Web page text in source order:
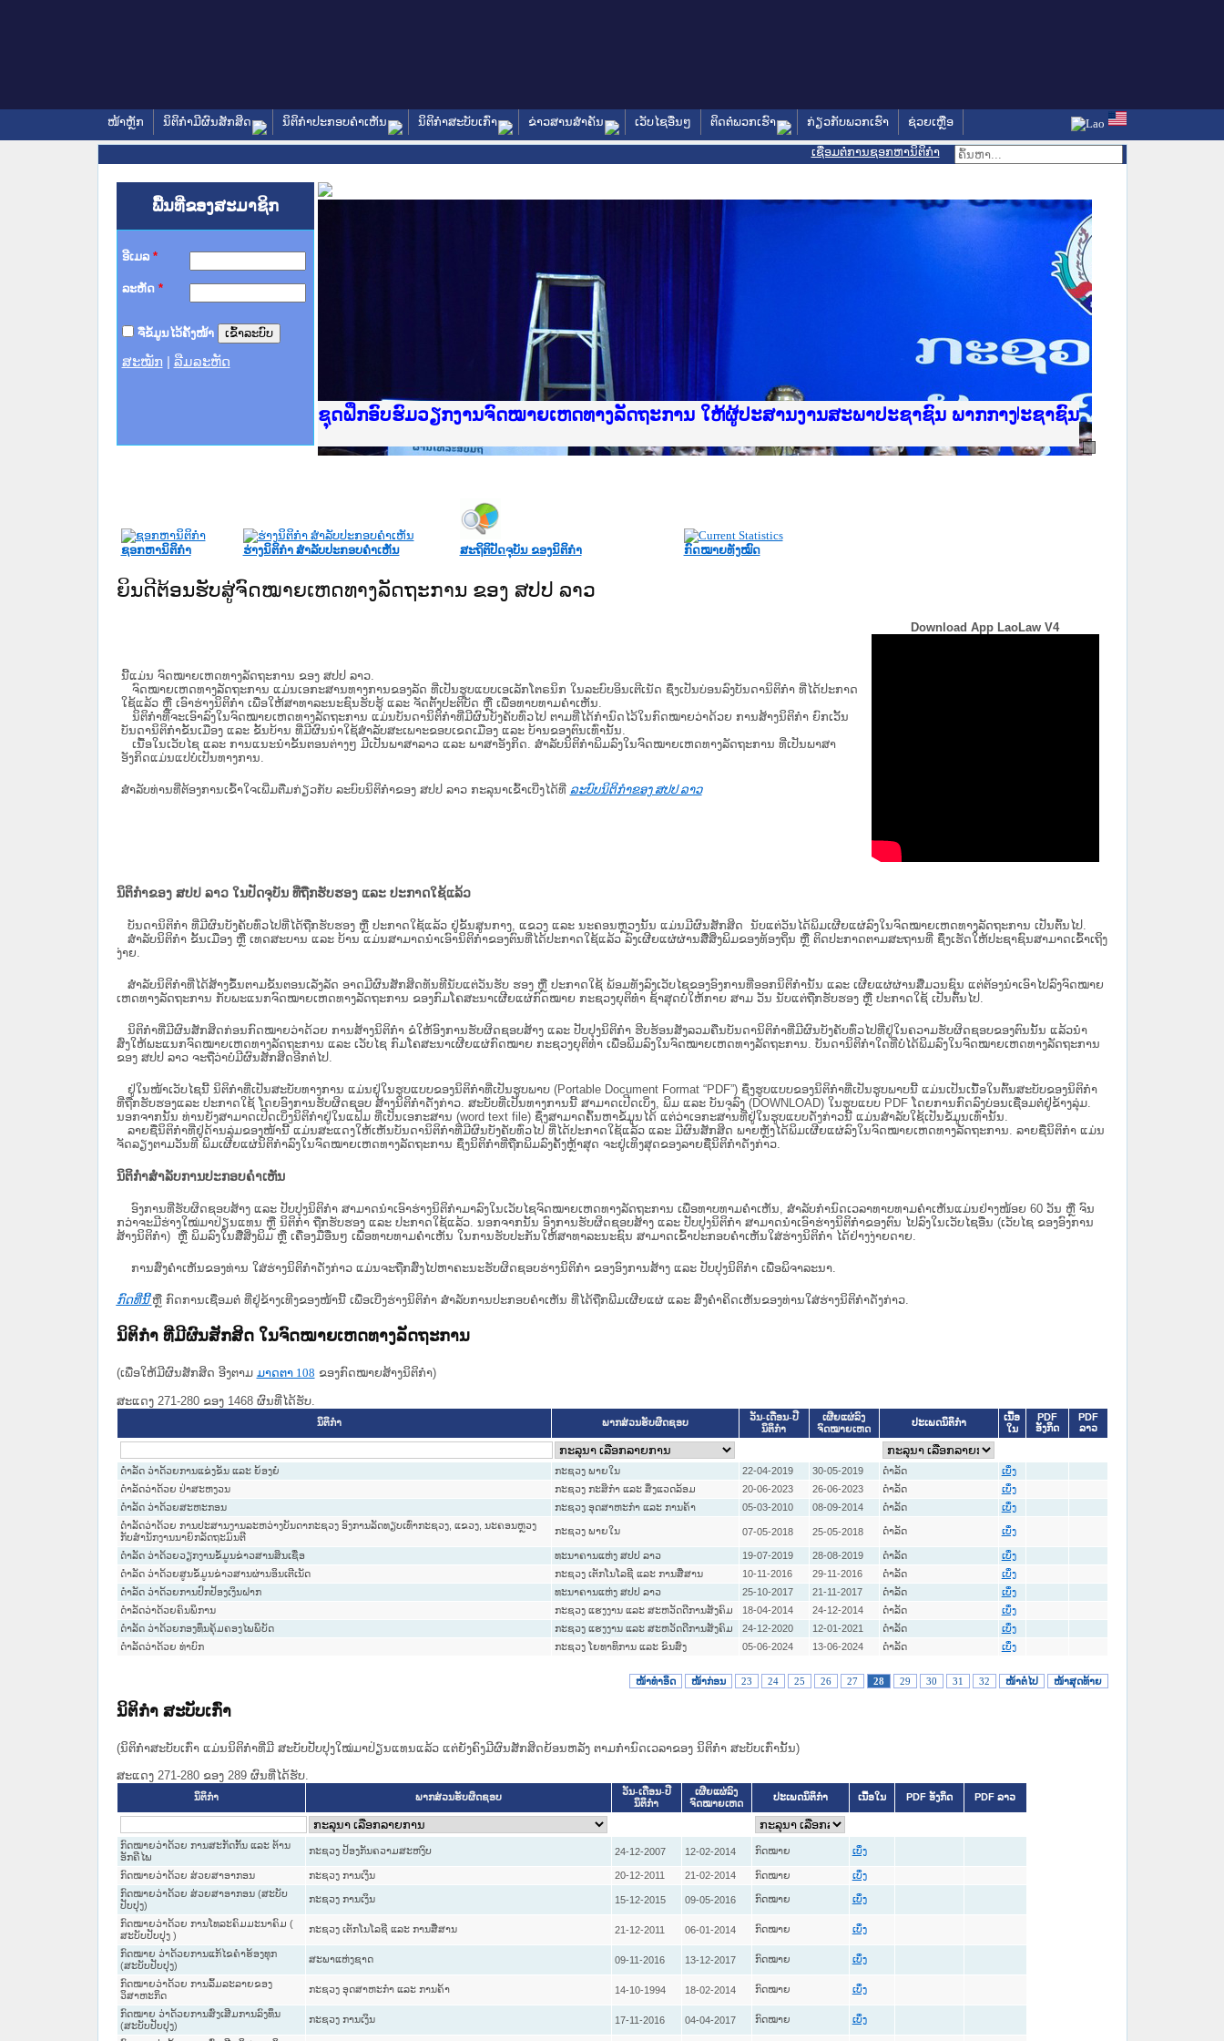
ໜ້າຫຼັກ ນິຕິກໍາມີຜົນສັກສິດ ນິຕິກໍາປະກອບຄໍາເຫັນ ນິຕິກໍາສະບັບເກົ່າ ຂ່າວສານສໍາຄັນ ເວັບໄຊອື່ນໆ ຕິດຕໍ່ພວກເຮົາ ກ່ຽວກັບພວກເຮົາ ຊ່ວຍເຫຼືອ
ເຊື່ອມຕໍ່ການຊອກຫານິຕິກຳ
ພື້ນທີ່ຂອງສະມາຊິກ
ອີເມລ *
ລະຫັດ *
ຈື່ຂໍ້ມູນໄວ້ຄັ້ງໜ້າ
ສະໝັກ ລືມລະຫັດ
Ministry of Justice Lao PDR
ເຜີຍແຜ່ວັບໄຊຈົດໝາຍເຫດທາງລັດຖະການ ແລະ ແອັບກົດໝາຍລາວ ທີ່ ສະຖາບັນຍຸຕິທຳແຫ່ງຊາດ
ກະຊວງຍຸຕິທຳ
ຊຸດຝຶກອົບຮົມວຽກງານຈົດໝາຍເຫດທາງລັດຖະການ ໃຫ້ຜູ້ປະສານງານສະພາປະຊາຊົນ ພາກເໜືອ
ກອງປະຊຸມທົບທວນຄືນການຈັດຕັ້ງປະຕິບັດວຽກງານຈົດໝາຍເຫດທາງລັດຖະການ
ຝຶກອົບຮົມ ຜູ່ປະສານງານວຽກງານຈົດໝາຍເຫດທາງລັດຖະການ ສຳລັບ ພາກກາງ
ຝຶກອົບຮົມ ຜູ່ປະສານງານວຽກງານຈົດໝາຍເຫດທາງລັດຖະການ ສຳລັບ ພາກໃຕ້
ເຜີຍແຜ່ແອັບກົດໝາຍລາວ ແລະ ເວັບໄຊຈົດໝາຍເຫດທາງລັດຖະການ ທີ່ ວິທະຍາຄານຕຳຫຼວດປະຊາຊົນ
ເຜີຍແຜ່ແອັບກົດໝາຍລາວ ແລະ ເວັບໄຊຈົດໝາຍເຫດທາງລັດຖະການ ທີ່ ວິທະຍາຄານສັນຕິບານປະຊາຊົນ
ຍົກລະດັບວຽກງານຈົດໝາຍເຫດທາງລັດຖະການໃຫ້ຜູ້ປະສານງານຂັ້ນແຂວງພາກເໜືອ
ຊຸດຝຶກອົບຮົມວຽກງານຈົດໝາຍເຫດທາງລັດຖະການ ໃຫ້ຜູ້ປະສານງານສະພາປະຊາຊົນ ພາກກາງ
ຊອກຫານິຕິກໍາ ຮ່າງນິຕິກໍາ ສໍາລັບປະກອບຄໍາເຫັນ ສະຖິຕິປັດຈຸບັນ ຂອງນິຕິກໍາ ກົດໝາຍທັງໝົດ
ຍິນດີຕ້ອນຮັບສູ່ຈົດໝາຍເຫດທາງລັດຖະການ ຂອງ ສປປ ລາວ
ນີ້ແມ່ນ ຈົດໝາຍເຫດທາງລັດຖະການ ຂອງ ສປປ ລາວ.
ຈົດໝາຍເຫດທາງລັດຖະການ ແມ່ນ​ເອ​ກະ​ສານ​ທາງ​ການ​ຂອງ​ລັດ ທີ່​ເປັນ​ຮູບ​ແບບ​ເອ​ເລັກ​ໂຕ​ຣ​ນິກ ໃນ​ລະ​ບົບ​ອິນ​ເຕີ​ເນັດ ຊຶ່ງ​ເປັນ​ບ່ອນ​ລົງ​ບັນ​ດາ​ນິ​ຕິ​ກຳ ທີ່ໄດ້ປະກາດ
ໃຊ້ແລ້ວ ຫຼື ເອົາຮ່າງນິຕິກໍາ ເພື່ອໃຫ້​ສາ​ທາ​ລະ​ນະ​ຊົນ​ຮັບ​ຮູ້ ແລະ ຈັດ​ຕັ້ງ​ປະ​ຕິ​ບັດ ຫຼື ເພື່ອທາບທາມຄໍາເຫັນ.
ນິ​ຕິ​ກຳ​ທີ່​ຈະ​ເອົາ​ລົງ​ໃນ​ຈົດ​ໝາຍ​ເຫດ​ທາງ​ລັດ​ຖະ​ການ ​ແມ່ນ​ບັນ​ດາ​ນິ​ຕິ​ກຳ​ທີ່​ມີ​ຜົນ​ບັງ​ຄັບ​ທົ່ວ​ໄປ ຕາມ​ທີ່​ໄດ້​ກຳ​ນົດ​ໄວ້​ໃນ​ກົດ​ໝາຍ​ວ່າ​ດ້ວຍ​ ການ​ສ້າງ​ນິ​ຕິ​ກຳ ຍົກ​ເວັ້ນ​
ບັນ​ດານິ​ຕິ​ກຳ​ຂັ້ນ​ເມືອງ ແລະ ຂັ້ນ​ບ້ານ ​ທີ່​ມີ​ຜົນ​ນຳ​ໃຊ້​ສຳ​ລັບ​ສະ​ເພາະ​ຂອບ​ເຂດ​ເມືອງ ແລະ ບ້ານ​ຂອງ​ຕົນ​ເທົ່າ​ນັ້ນ.
ເນື້ອໃນ​ເວັບ​ໄຊ​ ແລະ ການແນະນໍາຂັ້ນຕອນຕ່າງໆ ມີເປັນພາສາລາວ ແລະ ພາສາອັງກິດ. ສໍາລັບນິຕິກຳພິມລົງໃນຈົດໝາຍເຫດທາງລັດຖະການ ທີ່ເປັນພາສາ
ອັງກິດແມ່ນແປບໍ່ເປັນທາງການ.
ສໍາລັບທ່ານທີ່ຕ້ອງການເຂົ້າໃຈເພີ່ມຕື່ມກ່ຽວກັບ ລະບົບນິຕິກຳຂອງ ສປປ ລາວ ກະລຸນາເຂົ້າເບີ່ງໄດ້ທີ່ ລະບົບນິຕິກຳຂອງ ສປປ ລາວ
Download App LaoLaw V4
ນິຕິກຳຂອງ ສປປ ລາວ ໃນປັດຈຸບັນ ທີ່ຖືກ​ຮັບ​ຮອງ ແລະ ປະກາດໃຊ້ແລ້ວ
ບັນດານິຕິກໍາ ທີ່ມີຜົນບັງຄັບທົ່ວໄປທີ່ໄດ້ຖືກ​ຮັບ​ຮອງ ຫຼື ປະກາດໃຊ້ແລ້ວ ຢູ່ຂັ້ນ​ສູນ​ກາງ, ແຂວງ ແລະ ນະຄອນຫຼວງນັ້ນ ແມ່ນມີຜົນສັກສິດ ນັບ​ແຕ່​ວັນໄດ້ພິມເຜີຍແຜ່ລົງໃນຈົດໝາຍເຫດທາງລັດຖະການ ເປັນ​ຕົ້ນ​ໄປ.
ສຳລັບນິ​ຕິ​ກຳ ຂັ້ນເມືອງ ຫຼື ເທດ​ສະ​ບານ ແລະ ບ້ານ ແມ່ນສາມາດນຳເອົານິຕິກຳຂອງຕົນທີ່ໄດ້ປະກາດໃຊ້ແລ້ວ ລົງ​ເຜີຍແຜ່​ຜ່ານ​ສື່ສິ່ງພິມຂອງທ້ອງຖິ່ນ ຫຼື ຕິດປະກາດຕາມສະຖານທີ່ ຊຶ່ງເຮັດໃຫ້ປະຊາຊົນສາມາດເຂົ້າເຖິງ
ງ່າຍ.
ສໍາລັບນິຕິກໍາທີ່ໄດ້ສ້າງຂຶ້ນຕາມຂັ້ນຕອນເລັ່ງລັດ ອາດມີຜົນສັກສິດທັນທີນັບແຕ່ວັນຮັບ ຮອງ ຫຼື ປະກາດໃຊ້ ພ້ອມທັງລົງເວັບໄຊຂອງອົງການທີ່ອອກນິຕິກໍານັ້ນ ແລະ ເຜີຍແຜ່ຜ່ານສື່ມວນຊົນ ແຕ່ຕ້ອງນໍາເອົາໄປລົງຈົດໝາຍ
ເຫດທາງລັດຖະການ ກັບ​ພະແນກຈົດ​ໝາຍ​ເຫດ​ທາງ​ລັດ​ຖະ​ການ​ ຂອງກົມໂຄສະນາເຜີຍແຜ່ກົດໝາຍ ກະຊວງຍຸຕິທໍາ ຊ້າສຸດບໍ່ໃຫ້ກາຍ ສາມ ວັນ ນັບແຕ່ຖືກຮັບຮອງ ຫຼື ປະກາດໃຊ້ ເປັນຕົ້ນໄປ.
ນິ​ຕິ​ກຳ​ທີ່​ມີ​ຜົນ​ສັກ​ສິດ​ກ່ອນ​ກົດ​ໝາຍ​ວ່າ​ດ້ວຍ​ ການ​ສ້າງ​ນິ​ຕິ​ກຳ ຂໍໃຫ້ອົງ​ການ​ຮັບ​ຜິດ​ຊອບ​ສ້າງ ແລະ ປັບ​ປຸງນິ​ຕິ​ກຳ ຮີບຮ້ອນສັງລວມຄືນບັນດານິຕິກໍາທີ່ມີຜົນບັງຄັບທົ່ວໄປທີ່ຢູ່ໃນຄວາມຮັບຜິດຊອບຂອງຕົນນັ້ນ ແລ້ວນໍາ
ສົ່ງໃຫ້​ພະແນກຈົດ​ໝາຍ​ເຫດ​ທາງ​ລັດ​ຖະ​ການ ແລະ ເວັບໄຊ​ ກົມໂຄສະນາເຜີຍແຜ່ກົດໝາຍ ກະຊວງຍຸຕິທໍາ ເພື່ອພິມລົງໃນຈົດໝາຍເຫດທາງລັດຖະການ. ບັນ​ດາ​ນິ​ຕິ​ກຳ​ໃດ​ທີ່ບໍ່​ໄດ້​ພິມ​ລົງ​ໃນ​ຈົດ​ໝາຍ​ເຫດ​ທາງ​ລັດ​ຖະ​ການ
ຂອງ ສປ​ປ ລາວ ​ຈະຖື​ວ່າບໍ່​ມີ​ຜົນ​ສັກ​ສິດ​ອີກ​ຕໍ່​ໄປ.
ຢູ່ໃນໜ້າ​ເວັບ​ໄຊ​ນີ້ ນິຕິກຳທີ່ເປັນສະບັບທາງການ ແມ່ນຢູ່ໃນຮູບແບບຂອງນິຕິກໍາທີ່ເປັນຮູບພາບ (Portable Document Format “PDF”) ຊຶ່ງຮູບແບບຂອງນິຕິກໍາທີ່ເປັນຮູບພາບນີ້ ແມ່ນເປັນເນື້ອໃນຕົ້ນສະບັບຂອງນິຕິກໍາ
ທີ່ຖືກຮັບຮອງແລະ ປະກາດໃຊ້ ໂດຍອົງການຮັບຜິດຊອບ ສ້າງນິຕິກຳດັ່ງກ່າວ. ສະບັບທີ່ເປັນທາງການນີ້ ສາມາດເປີດເບິ່ງ, ພິມ ແລະ ບັນຈຸລົງ (DOWNLOAD) ໃນຮູບແບບ PDF ໂດຍການກົດລົງບ່ອນເຊື່ອມຕໍ່ຢູ່ຂ້າງລຸ່ມ.
ນອກຈາກນັ້ນ ທ່ານຍັງສາມາດເປີດເບິ່ງນິຕິກຳຢູ່ໃນແຟ້ມ ທີ່ເປັນເອກະສານ (word text file) ຊຶ່ງສາມາດຄົ້ນຫາຂໍ້ມູນໄດ້ ແຕ່ວ່າເອກະສານທີ່ຢູ່ໃນຮູບແບບດັ່ງກ່າວນີ້ ແມ່ນສຳລັບໃຊ້ເປັນຂໍ້ມູນເທົ່ານັ້ນ.
ລາຍຊື່ນິຕິກຳທີ່ຢູ່ດ້ານລຸ່ມຂອງໜ້ານີ້ ແມ່ນສະແດງໃຫ້ເຫັນບັນດານິຕິກຳທີ່ມີຜົນບັງຄັບທົ່ວໄປ ທີ່ໄດ້ປະກາດໃຊ້ແລ້ວ ແລະ ມີຜົນສັກສິດ ພາຍຫຼັງໄດ້ພິມເຜີຍແຜ່ລົງໃນຈົດໝາຍເຫດທາງລັດຖະການ. ລາຍຊື່ນິຕິກຳ ແມ່ນ
ຈັດລຽງຕາມວັນທີ ພິມເຜີຍແຜ່ນິຕິກຳລົງໃນຈົດໝາຍເຫດທາງລັດຖະການ ຊຶ່ງນິຕິກຳທີ່ຖືກພິມລົງຄັ້ງຫຼ້າສຸດ ຈະຢູ່ເທິງສຸດຂອງລາຍຊື່ນິຕິກໍາດັ່ງກ່າວ.
ນິຕິກຳສຳລັບການປະກອບຄຳເຫັນ
ອົງການທີ່ຮັບຜິດຊອບສ້າງ ແລະ ປັບປຸງນິຕິກຳ ສາມາດນຳເອົາຮ່າງນິຕິກຳມາລົງໃນ​ເວັບ​ໄຊຈົດໝາຍເຫດທາງລັດຖະການ ເພື່ອທາບທາມຄຳເຫັນ, ສໍາລັບກໍານົດເວລາທາບທາມຄໍາເຫັນແມ່ນຢ່າງໜ້ອຍ 60 ວັນ ຫຼື ຈົນ
ກວ່າຈະມີຮ່າງໃໝ່ມາປ່ຽນແທນ ຫຼື ນິຕິກໍາ ຖືກຮັບຮອງ ແລະ ປະກາດໃຊ້ແລ້ວ. ນອກຈາກນັ້ນ ອົງການຮັບຜິດຊອບສ້າງ ແລະ ປັບປຸງນິຕິກໍາ ສາມາດນຳເອົາຮ່າງນິຕິກຳຂອງຕົນ ໄປລົງໃນ​ເວັບ​ໄຊ​ອື່ນ (ເວັບ​ໄຊ​ ຂອງອົງການ
ສ້າງນິຕິກຳ) ຫຼື ພິມລົງໃນສື່ສິ່ງພິມ ຫຼື ເຄື່ອງມືອື່ນໆ ເພື່ອທາບທາມຄໍາເຫັນ ໃນການຮັບປະກັນໃຫ້ສາທາລະນະຊົນ ສາມາດເຂົ້າປະກອບຄໍາເຫັນໃສ່ຮ່າງນິຕິກຳ ໄດ້ຢ່າງງ່າຍດາຍ.
ການສົ່ງຄໍາເຫັນຂອງທ່ານ ໃສ່ຮ່າງນິຕິກຳດັ່ງກ່າວ ແມ່ນຈະຖືກສົ່ງໄປຫາຄະນະຮັບຜິດຊອບຮ່າງນິຕິກຳ ຂອງອົງການສ້າງ ແລະ ປັບປຸງນິຕິກຳ ເພື່ອພິຈາລະນາ.
ກົດທີ່ນີ້ ຫຼື ກົດການເຊື່ອມຕໍ່ ທີ່ຢູ່ຂ້າງເທີງຂອງໜ້ານີ້ ເພື່ອເບີ່ງຮ່າງນິຕິກໍາ ສໍາລັບການປະກອບຄຳເຫັນ ທີ່ໄດ້ຖືກພີມເຜີຍແຜ່ ແລະ ສົ່ງຄຳຄິດເຫັນຂອງທ່ານໃສ່ຮ່າງນິຕິກຳດັ່ງກ່າວ.
ນິຕິກໍາ ທີ່ມີຜົນສັກສິດ ໃນຈົດໝາຍເຫດທາງລັດຖະການ
(ເພື່ອໃຫ້ມີຜົນສັກສິດ ອີງຕາມ ມາດ​ຕາ 108 ຂອງກົດໝາຍສ້າງນິຕິກໍາ)
ສະແດງ 271-280 ຂອງ 1468 ຜົນທີ່ໄດ້ຮັບ.
ນິຕິກໍາ ພາກສ່ວນຮັບຜິດຊອບ
ວັນ-ເດືອນ-ປີ
ນິຕິກໍາ
ເຜີຍແຜ່ລົງ
ຈົດໝາຍເຫດ
ປະເພດນິຕິກຳ
ເນື້ອ
ໃນ
PDF
ອັງກິດ
PDF
ລາວ
ດຳລັດ ວ່າດ້ວຍການແຂ່ງຂັນ ແລະ ຍ້ອງຍໍ ກະຊວງ ພາຍໃນ 22-04-2019 30-05-2019 ດໍາລັດ ເບິ່ງ
ດຳລັດວ່າດ້ວຍ ປ່າສະຫງວນ ກະຊວງ ກະສິກຳ ແລະ ສິ່ງແວດລ້ອມ 20-06-2023 26-06-2023 ດໍາລັດ ເບິ່ງ
ດໍາລັດ ວ່າດ້ວຍສະຫະກອນ ກະຊວງ ອຸດສາຫະກຳ ແລະ ການຄ້າ 05-03-2010 08-09-2014 ດໍາລັດ ເບິ່ງ
ດຳລັດວ່າດ້ວຍ ການປະສານງານລະຫວ່າງບັນດາກະຊວງ ອົງການລັດທຽບເທົ່າກະຊວງ, ແຂວງ, ນະຄອນຫຼວງ
ກັບສຳນັກງານນາຍົກລັດຖະມົນຕີ
ກະຊວງ ພາຍໃນ 07-05-2018 25-05-2018 ດໍາລັດ ເບິ່ງ
ດຳລັດ ວ່າດ້ວຍວຽກງານຂໍ້ມູນຂ່າວສານສິນເຊື່ອ ທະນາຄານແຫ່ງ ສປປ ລາວ 19-07-2019 28-08-2019 ດໍາລັດ ເບິ່ງ
ດຳລັດ ວ່າດ້ວຍສູນຂໍ້ມູນຂ່າວສານຜ່ານອິນເຕີເນັດ ກະຊວງ ເຕັກໂນໂລຊີ ແລະ ການສື່ສານ 10-11-2016 29-11-2016 ດໍາລັດ ເບິ່ງ
ດຳລັດ ວ່າດ້ວຍການປົກປ້ອງເງິນຝາກ ທະນາຄານແຫ່ງ ສປປ ລາວ 25-10-2017 21-11-2017 ດໍາລັດ ເບິ່ງ
ດໍາລັດວ່າດ້ວຍຄົນພິການ ກະຊວງ ແຮງງານ ແລະ ສະຫວັດດີການສັງຄົມ 18-04-2014 24-12-2014 ດໍາລັດ ເບິ່ງ
ດໍາລັດ ວ່າດ້ວຍກອງທຶນຄຸ້ມຄອງໄພພິບັດ ກະຊວງ ແຮງງານ ແລະ ສະຫວັດດີການສັງຄົມ 24-12-2020 12-01-2021 ດໍາລັດ ເບິ່ງ
ດຳລັດວ່າດ້ວຍ ທ່າບົກ ກະຊວງ ໂຍທາທິການ ແລະ ຂົນສົ່ງ 05-06-2024 13-06-2024 ດໍາລັດ ເບິ່ງ
ໜ້າທໍາອິດ ໜ້າກ່ອນ 23 24 25 26 27 28 29 30 31 32 ໜ້າຕໍ່ໄປ ໜ້າສຸດທ້າຍ
ນິຕິກໍາ ສະບັບເກົ່າ
(ນິຕິກໍາສະບັບເກົ່າ ແມ່ນນິຕິກໍາທີ່ມີ ສະບັບປັບປຸງໃໝ່ມາປ່ຽນແທນແລ້ວ ແຕ່ຍັງຄົງມີຜົນສັກສິດຍ້ອນຫລັງ ຕາມກໍານົດເວລາຂອງ ນິຕິກໍາ ສະບັບເກົ່ານັ້ນ)
ສະແດງ 271-280 ຂອງ 289 ຜົນທີ່ໄດ້ຮັບ.
ນິຕິກໍາ ພາກສ່ວນຮັບຜິດຊອບ
ວັນ-ເດືອນ-ປີ
ນິຕິກໍາ
ເຜີຍແຜ່ລົງ
ຈົດໝາຍເຫດ
ປະເພດນິຕິກຳ ເນື້ອໃນ PDF ອັງກິດ PDF ລາວ
ກົດໝາຍວ່າດ້ວຍ ການສະກັດກັ້ນ ແລະ ຕ້ານ
ອັກຄີໄພ
ກະຊວງ ປ້ອງກັນຄວາມສະຫງົບ 24-12-2007 12-02-2014 ກົດໝາຍ ເບິ່ງ
ກົດໝາຍວ່າດ້ວຍ ສ່ວຍສາອາກອນ ກະຊວງ ການເງິນ 20-12-2011 21-02-2014 ກົດໝາຍ ເບິ່ງ
ກົດໝາຍວ່າດ້ວຍ ສ່ວຍສາອາກອນ (ສະບັບ
ປັບປຸງ)
ກະຊວງ ການເງິນ 15-12-2015 09-05-2016 ກົດໝາຍ ເບິ່ງ
ກົດໝາຍວ່າດ້ວຍ ການໂທລະຄົມມະນາຄົມ (
ສະບັບປັບປຸງ )
ກະຊວງ ເຕັກໂນໂລຊີ ແລະ ການສື່ສານ 21-12-2011 06-01-2014 ກົດໝາຍ ເບິ່ງ
ກົດໝາຍ ວ່າດ້ວຍການແກ້ໄຂຄຳຮ້ອງທຸກ
(ສະບັບປັບປຸງ)
ສະພາແຫ່ງຊາດ 09-11-2016 13-12-2017 ກົດໝາຍ ເບິ່ງ
ກົດໝາຍວ່າດ້ວຍ ການລົ້ມລະລາຍຂອງ
ວິສາຫະກິດ
ກະຊວງ ອຸດສາຫະກຳ ແລະ ການຄ້າ 14-10-1994 18-02-2014 ກົດໝາຍ ເບິ່ງ
ກົດໝາຍ ວ່າດ້ວຍການສົ່ງເສີມການລົງທຶນ
(ສະບັບປັບປຸງ)
ກະຊວງ ການເງິນ 17-11-2016 04-04-2017 ກົດໝາຍ ເບິ່ງ